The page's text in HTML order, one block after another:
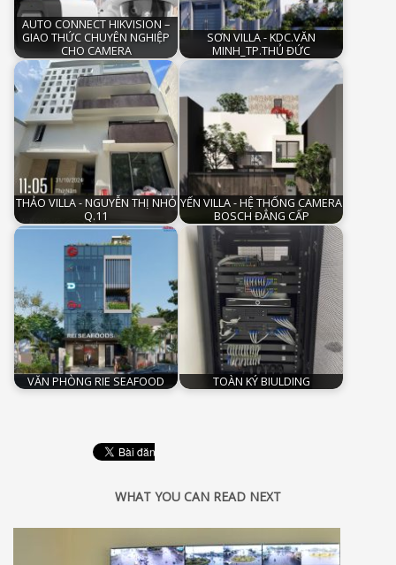
AUTO CONNECT HIKVISION –
GIAO THỨC CHUYÊN NGHIỆP
CHO CAMERA
SƠN VILLA - KDC.VĂN
MINH_TP.THỦ ĐỨC
THẢO VILLA - NGUYỄN THỊ NHỎ
Q.11
YẾN VILLA - HỆ THỐNG CAMERA
BOSCH ĐẲNG CẤP
VĂN PHÒNG RIE SEAFOOD TOÀN KÝ BIULDING
WHAT YOU CAN READ NEXT